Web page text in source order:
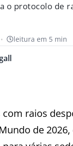
o protocolo de
• leitura em 5 min
raios
de